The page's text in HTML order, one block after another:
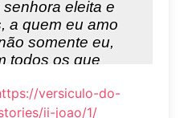
versiculo-do-
ii-joao/1/